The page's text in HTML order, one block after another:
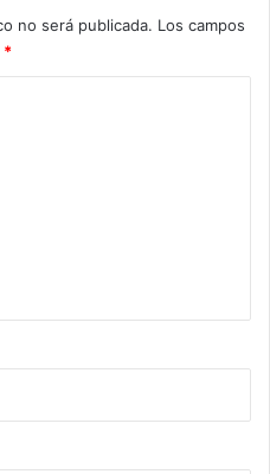
no será publicada. Los campos
*